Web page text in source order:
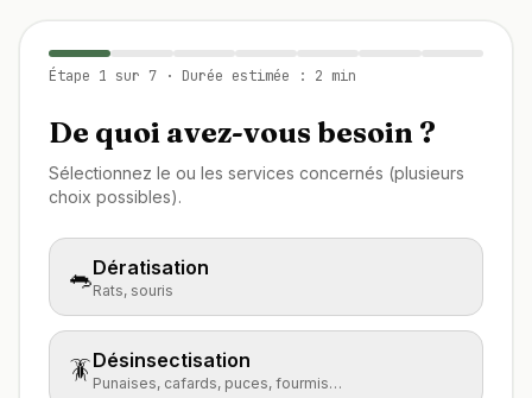
Étape 1 sur 7 · Durée estimée : 2 min
De quoi avez-vous besoin ?
Sélectionnez le ou les services concernés (plusieurs
choix possibles).
🐀Dératisation
Rats, souris
🪳Désinsectisation
Punaises, cafards, puces, fourmis…